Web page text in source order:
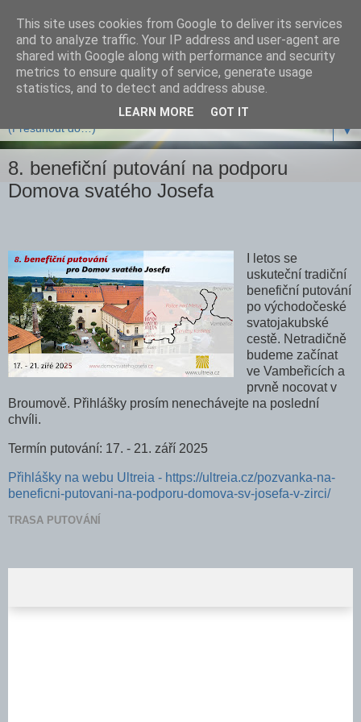
▼
8. benefiční putování na podporu
Domova svatého Josefa
I letos se
uskuteční tradiční
benefiční putování
po východočeské
svatojakubské
cestě. Netradičně
budeme začínat
ve Vambeřicích a
prvně nocovat v
Broumově. Přihlášky prosím nenechávejte na poslední
chvíli.
Termín putování: 17. - 21. září 2025
Přihlášky na webu Ultreia - https://ultreia.cz/pozvanka-na-
beneficni-putovani-na-podporu-domova-sv-josefa-v-zirci/
TRASA PUTOVÁNÍ
This site uses cookies from Google to deliver its services
and to analyze traffic. Your IP address and user-agent are
shared with Google along with performance and security
metrics to ensure quality of service, generate usage
statistics, and to detect and address abuse.
LEARN MORE GOT IT